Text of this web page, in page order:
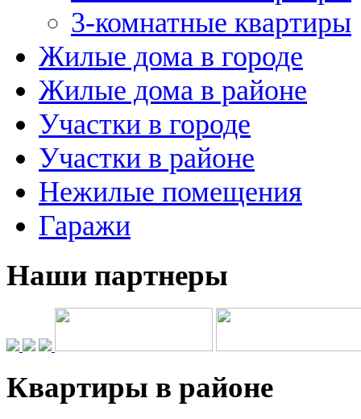
3-комнатные квартиры
Жилые дома в городе
Жилые дома в районе
Участки в городе
Участки в районе
Нежилые помещения
Гаражи
Наши партнеры
Квартиры в районе